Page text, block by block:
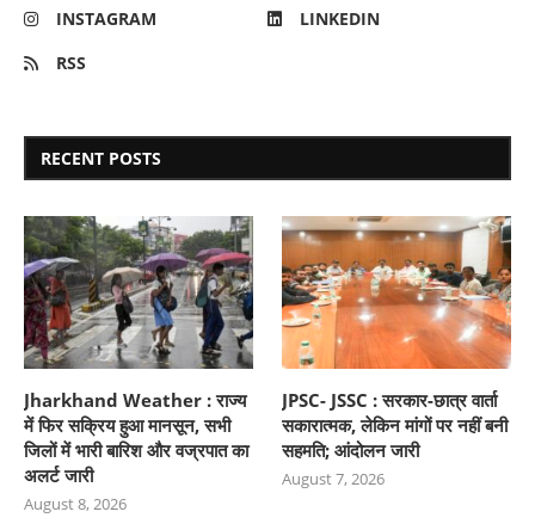
INSTAGRAM
LINKEDIN
RSS
RECENT POSTS
Jharkhand Weather : राज्य
में फिर सक्रिय हुआ मानसून, सभी
जिलों में भारी बारिश और वज्रपात का
अलर्ट जारी
August 8, 2026
JPSC- JSSC : सरकार-छात्र वार्ता
सकारात्मक, लेकिन मांगों पर नहीं बनी
सहमति; आंदोलन जारी
August 7, 2026